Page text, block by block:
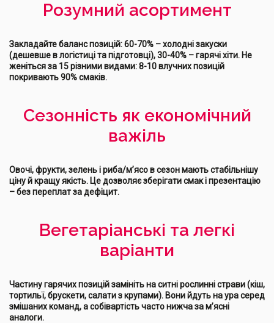
Розумний асортимент
Закладайте баланс позицій: 60-70% – холодні закуски
(дешевше в логістиці та підготовці), 30-40% – гарячі хіти. Не
женіться за 15 різними видами: 8-10 влучних позицій
покривають 90% смаків.
Сезонність як економічний
важіль
Овочі, фрукти, зелень і риба/м’ясо в сезон мають стабільнішу
ціну й кращу якість. Це дозволяє зберігати смак і презентацію
– без переплат за дефіцит.
Вегетаріанські та легкі
варіанти
Частину гарячих позицій замініть на ситні рослинні страви (кіш,
тортильї, брускети, салати з крупами). Вони йдуть на ура серед
змішаних команд, а собівартість часто нижча за м’ясні
аналоги.